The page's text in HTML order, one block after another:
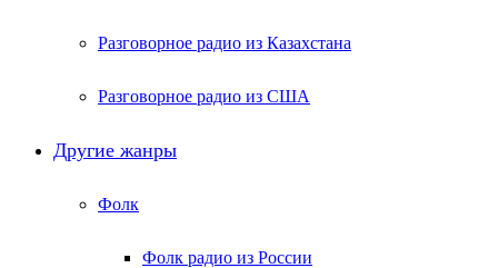
Разговорное радио из Казахстана
Разговорное радио из США
Другие жанры
Фолк
Фолк радио из России